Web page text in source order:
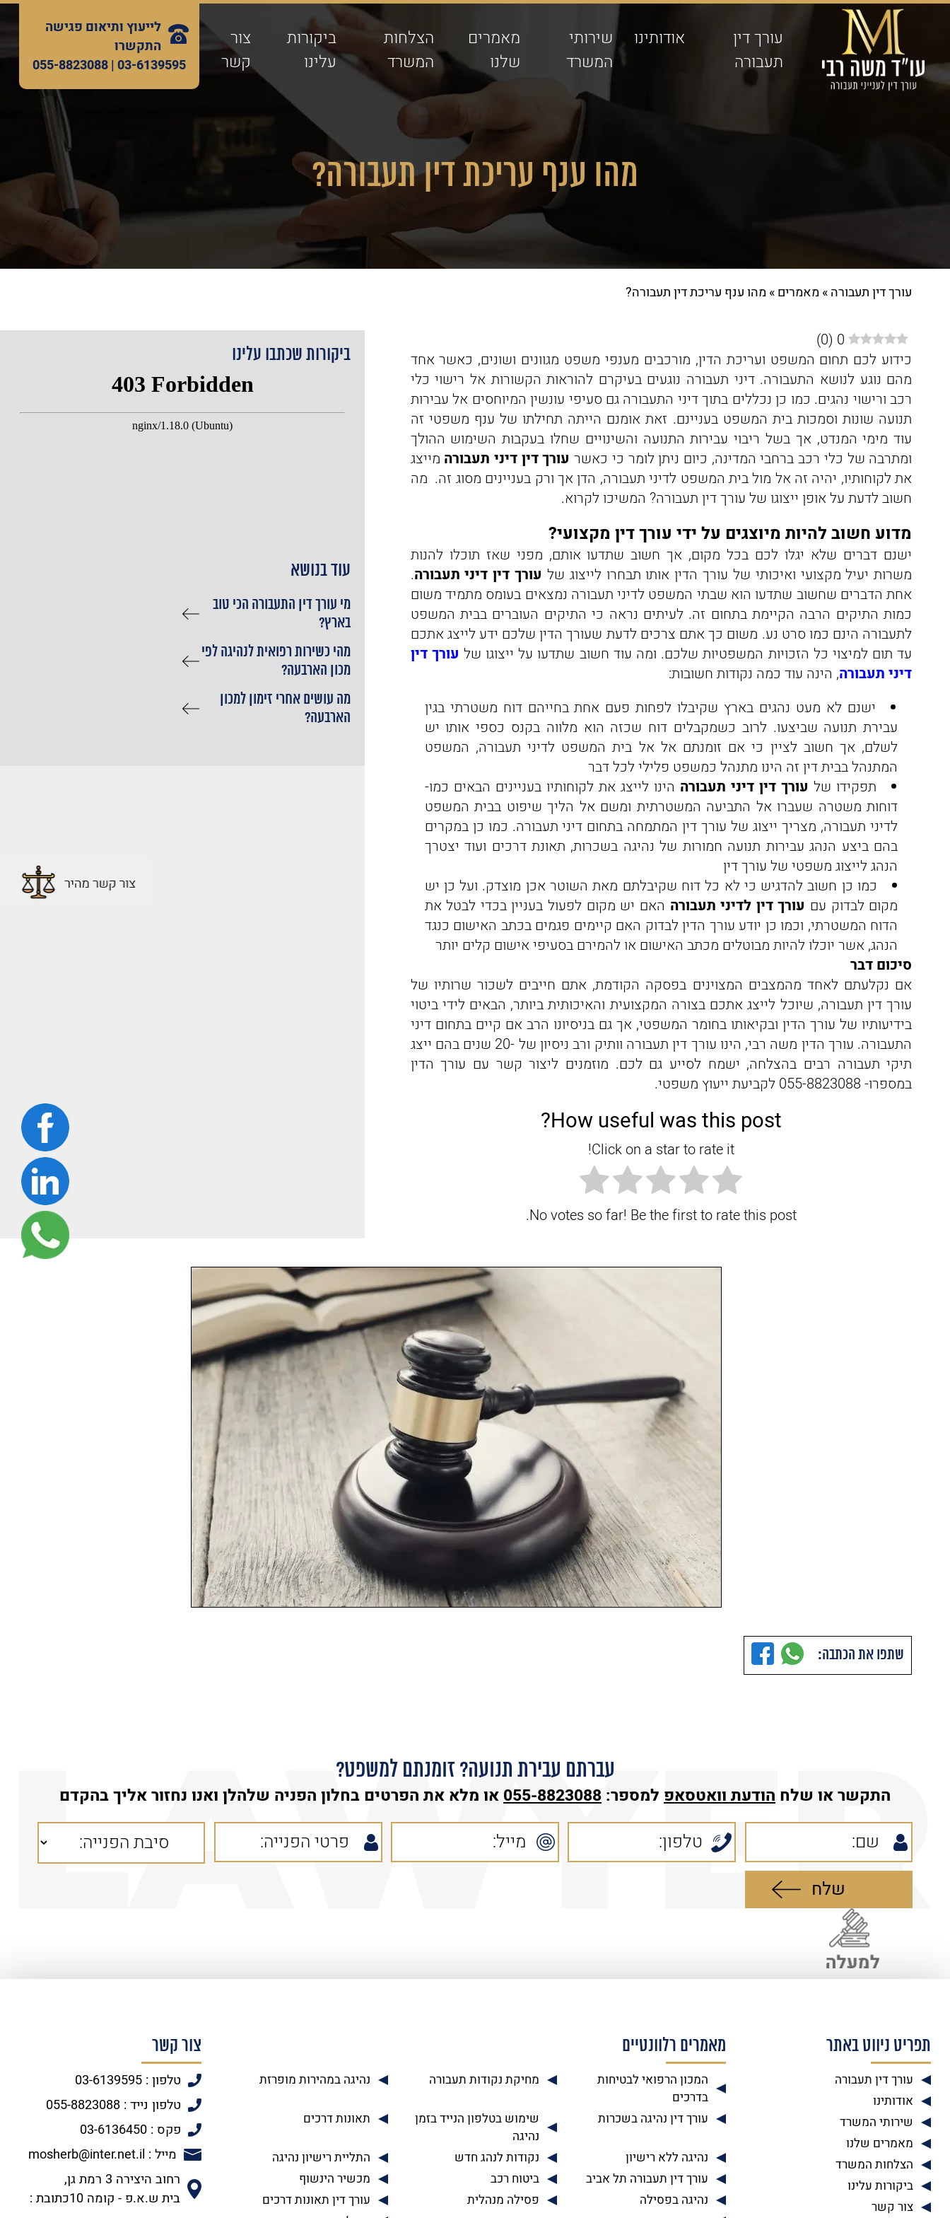
עורך דין
תעבורה
אודותינו
שירותי
המשרד
מאמרים
שלנו
הצלחות
המשרד
ביקורות
עלינו
צור
קשר
לייעוץ ותיאום פגישה
התקשרו
03-6139595 |
055-8823088
מהו ענף עריכת דין תעבורה?
עורך דין תעבורה» מאמרים» מהו ענף עריכת דין תעבורה?
0
(
0
)
כידוע לכם תחום המשפט ועריכת הדין, מורכבים מענפי משפט מגוונים ושונים, כאשר אחד
מהם נוגע לנושא התעבורה. דיני תעבורה נוגעים בעיקרם להוראות הקשורות אל רישוי כלי
רכב ורישוי נהגים. כמו כן נכללים בתוך דיני התעבורה גם סעיפי עונשין המיוחסים אל עבירות
תנועה שונות וסמכות בית המשפט בעניינם. זאת אומנם הייתה תחילתו של ענף משפטי זה
עוד מימי המנדט, אך בשל ריבוי עבירות התנועה והשינויים שחלו בעקבות השימוש ההולך
ומתרבה של כלי רכב ברחבי המדינה, כיום ניתן לומר כי כאשר עורך דין דיני תעבורה מייצג
את לקוחותיו, יהיה זה אל מול בית המשפט לדיני תעבורה, הדן אך ורק בעניינים מסוג זה. מה
חשוב לדעת על אופן ייצוגו של עורך דין תעבורה? המשיכו לקרוא.
מדוע חשוב להיות מיוצגים על ידי עורך דין מקצועי?
ישנם דברים שלא יגלו לכם בכל מקום, אך חשוב שתדעו אותם, מפני שאז תוכלו להנות
משרות יעיל מקצועי ואיכותי של עורך הדין אותו תבחרו לייצוג של עורך דין דיני תעבורה.
אחת הדברים שחשוב שתדעו הוא שבתי המשפט לדיני תעבורה נמצאים בעומס מתמיד משום
כמות התיקים הרבה הקיימת בתחום זה. לעיתים נראה כי התיקים העוברים בבית המשפט
לתעבורה הינם כמו סרט נע. משום כך אתם צרכים לדעת שעורך הדין שלכם ידע לייצג אתכם
עד תום למיצוי כל הזכויות המשפטיות שלכם. ומה עוד חשוב שתדעו על ייצוגו של עורך דין
דיני תעבורה, הינה עוד כמה נקודות חשובות:
ישנם לא מעט נהגים בארץ שקיבלו לפחות פעם אחת בחייהם דוח משטרתי בגין
עבירת תנועה שביצעו. לרוב כשמקבלים דוח שכזה הוא מלווה בקנס כספי אותו יש
לשלם, אך חשוב לציין כי אם זומנתם אל אל בית המשפט לדיני תעבורה, המשפט
המתנהל בבית דין זה הינו מתנהל כמשפט פלילי לכל דבר
תפקידו של עורך דין דיני תעבורה הינו לייצג את לקוחותיו בעניינים הבאים כמו-
דוחות משטרה שעברו אל התביעה המשטרתית ומשם אל הליך שיפוט בבית המשפט
לדיני תעבורה, מצריך ייצוג של עורך דין המתמחה בתחום דיני תעבורה. כמו כן במקרים
בהם ביצע הנהג עבירות תנועה חמורות של נהיגה בשכרות, תאונת דרכים ועוד יצטרך
הנהג לייצוג משפטי של עורך דין
כמו כן חשוב להדגיש כי לא כל דוח שקיבלתם מאת השוטר אכן מוצדק. ועל כן יש
מקום לבדוק עם עורך דין לדיני תעבורה האם יש מקום לפעול בעניין בכדי לבטל את
הדוח המשטרתי, וכמו כן יודע עורך הדין לבדוק האם קיימים פגמים בכתב האישום כנגד
הנהג, אשר יוכלו להיות מבוטלים מכתב האישום או להמירם בסעיפי אישום קלים יותר
סיכום דבר
אם נקלעתם לאחד מהמצבים המצוינים בפסקה הקודמת, אתם חייבים לשכור שרותיו של
עורך דין תעבורה, שיוכל לייצג אתכם בצורה המקצועית והאיכותית ביותר, הבאים לידי ביטוי
בידיעותיו של עורך הדין ובקיאותו בחומר המשפטי, אך גם בניסיונו הרב אם קיים בתחום דיני
התעבורה. עורך הדין משה רבי, הינו עורך דין תעבורה וותיק ורב ניסיון של -20 שנים בהם ייצג
תיקי תעבורה רבים בהצלחה, ישמח לסייע גם לכם. מוזמנים ליצור קשר עם עורך הדין
במספרו- 055-8823088 לקביעת ייעוץ משפטי.
How useful was this post?
Click on a star to rate it!
No votes so far! Be the first to rate this post.
ביקורות שכתבו עלינו
עוד בנושא
מי עורך דין התעבורה הכי טוב
בארץ?
מהי כשירות רפואית לנהיגה לפי
מכון הארבעה?
מה עושים אחרי זימון למכון
הארבעה?
שתפו את הכתבה:
עברתם עבירת תנועה? זומנתם למשפט?
התקשר או שלח הודעת וואטסאפ למספר: 055-8823088 או מלא את הפרטים בחלון הפניה שלהלן ואנו נחזור אליך בהקדם
תפריט ניווט באתר
עורך דין תעבורה
אודותינו
שירותי המשרד
מאמרים שלנו
הצלחות המשרד
ביקורות עלינו
צור קשר
מאמרים רלוונטיים
המכון הרפואי לבטיחות
בדרכים
מחיקת נקודות תעבורה נהיגה במהירות מופרזת
עורך דין נהיגה בשכרות
שימוש בטלפון הנייד בזמן
נהיגה
תאונות דרכים
נהיגה ללא רישיון נקודות לנהג חדש
התליית רישיון נהיגה
עורך דין תעבורה תל אביב
ביטוח רכב
מכשיר הינשוף
נהיגה בפסילה
פסילה מנהלית
עורך דין תאונות דרכים
צור קשר
טלפון : 03-6139595
טלפון נייד : 055-8823088
פקס : 03-6136450
מייל : mosherb@inter.net.il
רחוב היצירה 3 רמת גן,
בית ש.א.פ - קומה 10כתובת :